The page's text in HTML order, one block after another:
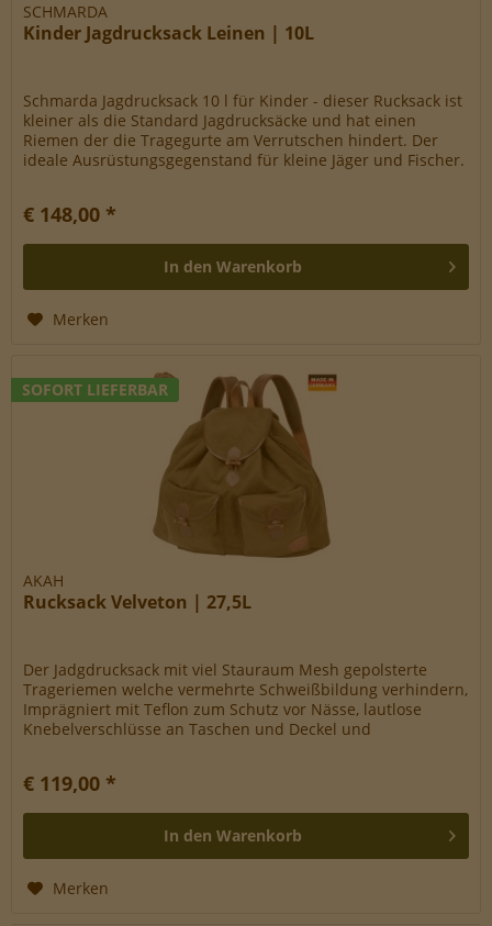
SCHMARDA
Kinder Jagdrucksack Leinen | 10L
Schmarda Jagdrucksack 10 l für Kinder - dieser Rucksack ist
kleiner als die Standard Jagdrucksäcke und hat einen
Riemen der die Tragegurte am Verrutschen hindert. Der
ideale Ausrüstungsgegenstand für kleine Jäger und Fischer.
€ 148,00 *
In den Warenkorb
Merken
SOFORT LIEFERBAR
AKAH
Rucksack Velveton | 27,5L
Der Jadgdrucksack mit viel Stauraum Mesh gepolsterte
Trageriemen welche vermehrte Schweißbildung verhindern,
Imprägniert mit Teflon zum Schutz vor Nässe, lautlose
Knebelverschlüsse an Taschen und Deckel und
€ 119,00 *
In den Warenkorb
Merken